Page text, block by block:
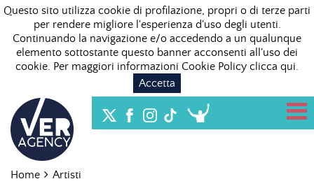
Questo sito utilizza cookie di profilazione, propri o di terze parti
per rendere migliore l'esperienza d'uso degli utenti.
Continuando la navigazione e/o accedendo a un qualunque
elemento sottostante questo banner acconsenti all'uso dei
cookie. Per maggiori informazioni Cookie Policy clicca qui.
Accetta
Home Artisti